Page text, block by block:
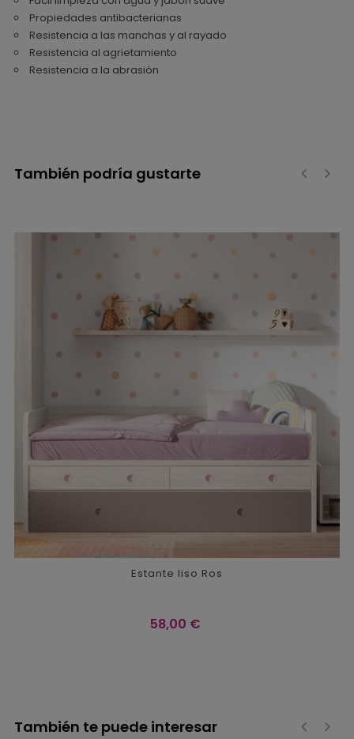
Propiedades antibacterianas
Resistencia a las manchas y al rayado
Resistencia al agrietamiento
Resistencia a la abrasión
También podría gustarte
Estante liso Ros
Precio
58,00 €
También te puede interesar